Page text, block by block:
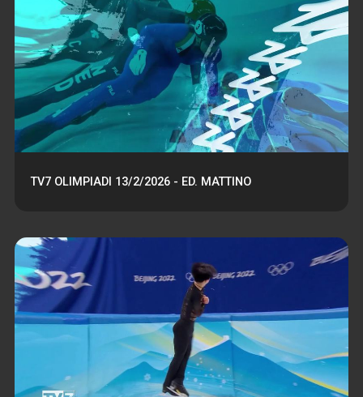
TV7 OLIMPIADI 13/2/2026 - ED. MATTINO